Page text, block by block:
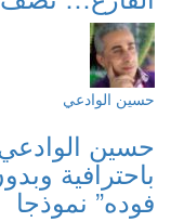
حسين الوادعي
حسين
باحترافية
فوده” نموذجا